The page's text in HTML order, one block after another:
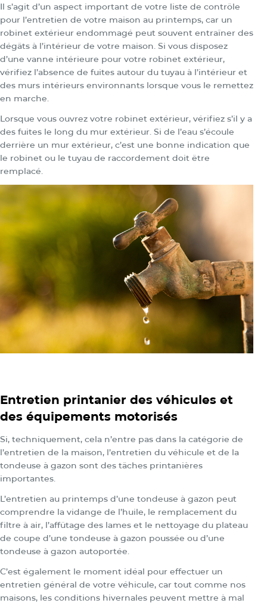
Il s’agit d’un aspect important de votre liste de contrôle
pour l’entretien de votre maison au printemps, car un
robinet extérieur endommagé peut souvent entraîner des
dégâts à l’intérieur de votre maison. Si vous disposez
d’une vanne intérieure pour votre robinet extérieur,
vérifiez l’absence de fuites autour du tuyau à l’intérieur et
des murs intérieurs environnants lorsque vous le remettez
en marche.
Lorsque vous ouvrez votre robinet extérieur, vérifiez s’il y a
des fuites le long du mur extérieur. Si de l’eau s’écoule
derrière un mur extérieur, c’est une bonne indication que
le robinet ou le tuyau de raccordement doit être
remplacé.
Entretien printanier des véhicules et
des équipements motorisés
Si, techniquement, cela n’entre pas dans la catégorie de
l’entretien de la maison, l’entretien du véhicule et de la
tondeuse à gazon sont des tâches printanières
importantes.
L’entretien au printemps d’une tondeuse à gazon peut
comprendre la vidange de l’huile, le remplacement du
filtre à air, l’affûtage des lames et le nettoyage du plateau
de coupe d’une tondeuse à gazon poussée ou d’une
tondeuse à gazon autoportée.
C’est également le moment idéal pour effectuer un
entretien général de votre véhicule, car tout comme nos
maisons, les conditions hivernales peuvent mettre à mal